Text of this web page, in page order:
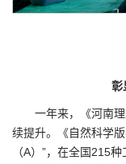
彰
一年来，《河南
续提升。《自然科学
（A）”，在全国215